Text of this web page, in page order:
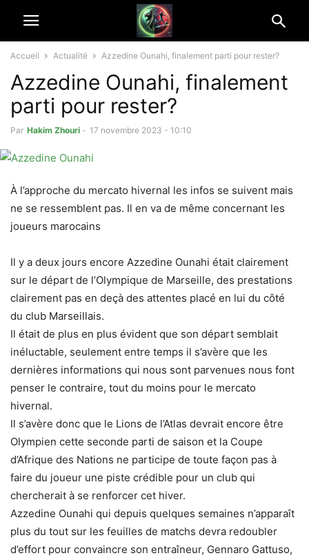
Accueil Actualité Azzedine Ounahi, finalement parti pour rester?
Azzedine Ounahi, finalement
parti pour rester?
Par Hakim Zhouri - 17 novembre 2023 - 10:10
À l’approche du mercato hivernal les infos se suivent mais
ne se ressemblent pas. Il en va de même concernant les
joueurs marocains
Il y a deux jours encore Azzedine Ounahi était clairement
sur le départ de l’Olympique de Marseille, des prestations
clairement pas en deçà des attentes placé en lui du côté
du club Marseillais.
Il était de plus en plus évident que son départ semblait
inéluctable, seulement entre temps il s’avère que les
dernières informations qui nous sont parvenues nous font
penser le contraire, tout du moins pour le mercato
hivernal.
Il s’avère donc que le Lions de l’Atlas devrait encore être
Olympien cette seconde parti de saison et la Coupe
d’Afrique des Nations ne participe de toute façon pas à
faire du joueur une piste crédible pour un club qui
chercherait à se renforcer cet hiver.
Azzedine Ounahi qui depuis quelques semaines n’apparaît
plus du tout sur les feuilles de matchs devra redoubler
d’effort pour convaincre son entraîneur, Gennaro Gattuso,